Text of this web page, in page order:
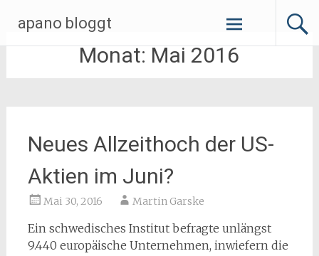
Inhalt
springen
apano bloggt
Monat: Mai 2016
Neues Allzeithoch der US-
Aktien im Juni?
Mai 30, 2016 Martin Garske
Ein schwedisches Institut befragte unlängst
9.440 europäische Unternehmen, inwiefern die